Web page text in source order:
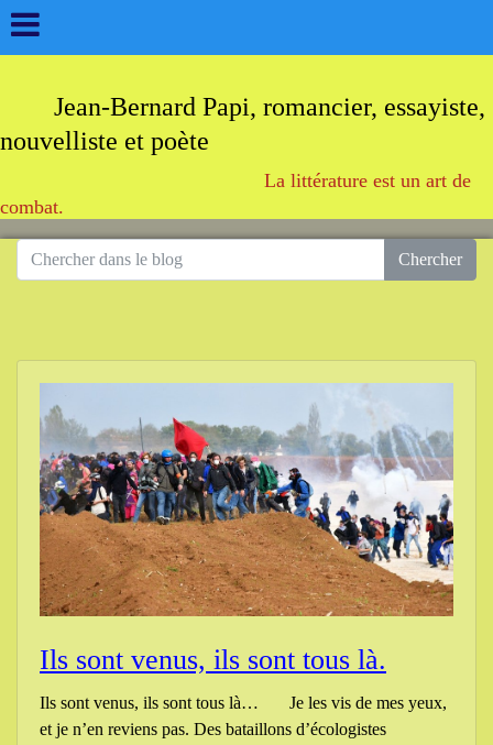
Jean-Bernard Papi, romancier, essayiste,
nouvelliste et poète
La littérature est un art de
combat.
Ils sont venus, ils sont tous là.
Ils sont venus, ils sont tous là… Je les vis de mes yeux,
et je n’en reviens pas. Des bataillons d’écologistes